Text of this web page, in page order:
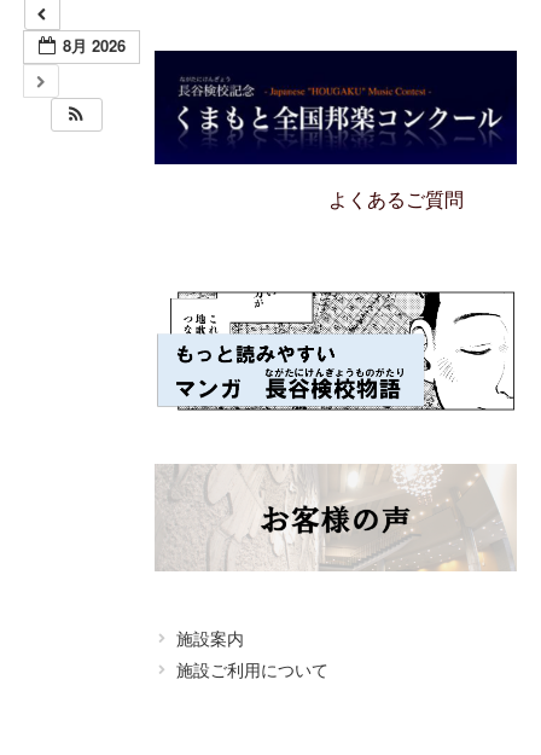
アクセス
よくあるご質問
8月 2026
施設案内
施設ご利用について